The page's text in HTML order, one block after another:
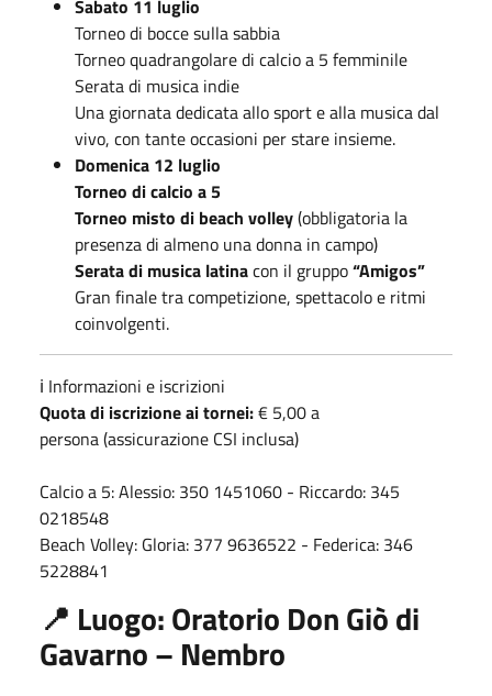
Sabato 11 luglio
Torneo di bocce sulla sabbia
Torneo quadrangolare di calcio a 5 femminile
Serata di musica indie
Una giornata dedicata allo sport e alla musica dal
vivo, con tante occasioni per stare insieme.
Domenica 12 luglio
Torneo di calcio a 5
Torneo misto di beach volley(obbligatoria la
presenza di almeno una donna in campo)
Serata di musica latinacon il gruppo“Amigos”
Gran finale tra competizione, spettacolo e ritmi
coinvolgenti.
ℹ️ Informazioni e iscrizioni
Quota di iscrizione ai tornei:€ 5,00 a
persona (assicurazione CSI inclusa)
Calcio a 5: Alessio: 350 1451060 - Riccardo: 345
0218548
Beach Volley: Gloria: 377 9636522 - Federica: 346
5228841
📍 Luogo: Oratorio Don Giò di
Gavarno – Nembro